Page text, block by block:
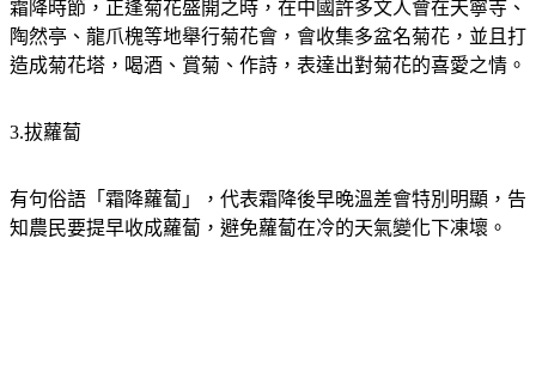
陶然亭、龍爪槐等地舉行菊花會，會收集多盆名菊花，並且打
造成菊花塔，喝酒、賞菊、作詩，表達出對菊花的喜愛之情。
知農民要提早收成蘿蔔，避免蘿蔔在冷的天氣變化下凍壞。